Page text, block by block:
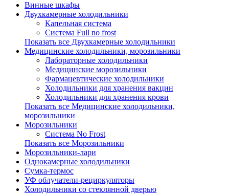
Винные шкафы
Двухкамерные холодильники
Капельная система
Система Full no frost
Показать все Двухкамерные холодильники
Медицинские холодильники, морозильники
Лабораторные холодильники
Медицинские морозильники
Фармацевтические холодильники
Холодильники для хранения вакцин
Холодильники для хранения крови
Показать все Медицинские холодильники,
морозильники
Морозильники
Система No Frost
Показать все Морозильники
Морозильники-лари
Однокамерные холодильники
Сумка-термос
УФ облучатели-рециркуляторы
Холодильники со стеклянной дверью